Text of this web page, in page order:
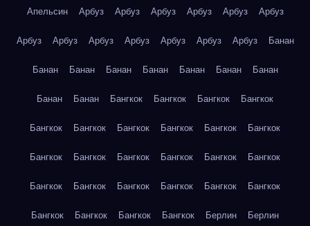
Апельсин Арбуз Арбуз Арбуз Арбуз Арбуз Арбуз
Арбуз Арбуз Арбуз Арбуз Арбуз Арбуз Арбуз Банан
Банан Банан Банан Банан Банан Банан Банан
Банан Банан Бангкок Бангкок Бангкок Бангкок
Бангкок Бангкок Бангкок Бангкок Бангкок Бангкок
Бангкок Бангкок Бангкок Бангкок Бангкок Бангкок
Бангкок Бангкок Бангкок Бангкок Бангкок Бангкок
Бангкок Бангкок Бангкок Бангкок Берлин Берлин